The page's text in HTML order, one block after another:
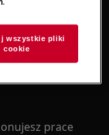
OKA
prace
wszystkie pliki
cookie